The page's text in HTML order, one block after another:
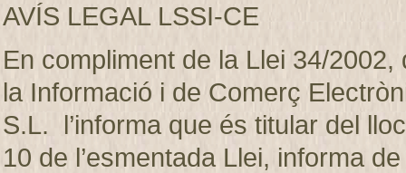
AVÍS LEGAL LSSI-CE
En compliment de la Llei 34/2002,
la Informació i de Comerç
S.L. l’informa que és titular del
10 de l’esmentada Llei, informa